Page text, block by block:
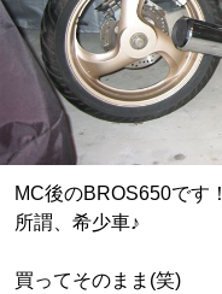
MC後のBROS650です！
所謂、希少車♪
買ってそのまま(笑)